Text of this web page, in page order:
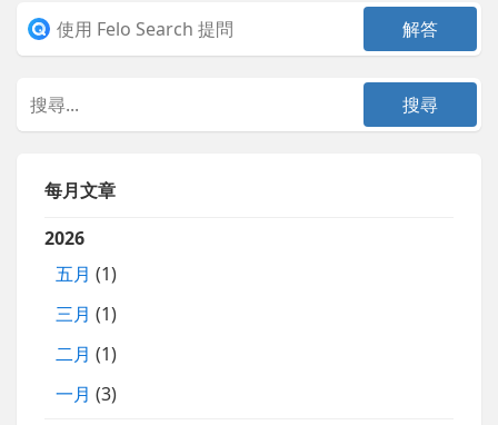
每月文章
2026
五月 (1)
三月 (1)
二月 (1)
一月 (3)